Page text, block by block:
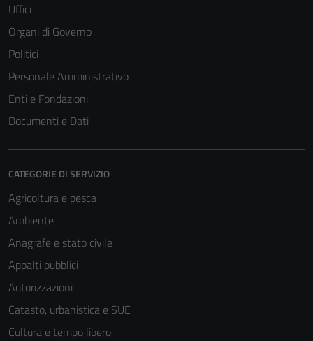
Uffici
Organi di Governo
Politici
Personale Amministrativo
Enti e Fondazioni
Documenti e Dati
CATEGORIE DI SERVIZIO
Agricoltura e pesca
Ambiente
Anagrafe e stato civile
Appalti pubblici
Autorizzazioni
Catasto, urbanistica e SUE
Cultura e tempo libero